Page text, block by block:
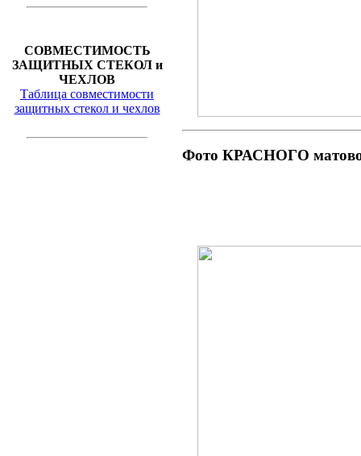
СОВМЕСТИМОСТЬ
ЗАЩИТНЫХ СТЕКОЛ и
ЧЕХЛОВ
Таблица совместимости
защитных стекол и чехлов
Фото КРАСНОГО